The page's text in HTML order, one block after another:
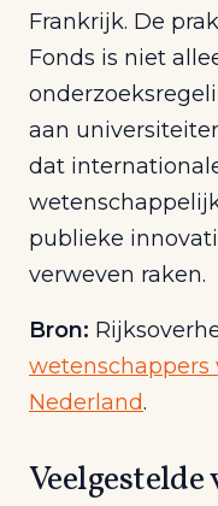
Frankrijk. De
Fonds is niet
aan
dat
publieke
verweven raken.
Bron:
wetenschappers
Nederland.
Veelgestelde